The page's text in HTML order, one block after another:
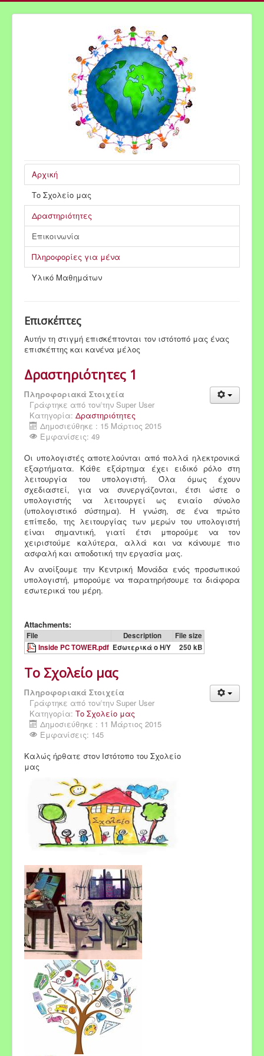
Αρχική
Το Σχολείο μας
Δραστηριότητες
Επικοινωνία
Πληροφορίες για μένα
Υλικό Μαθημάτων
Επισκέπτες
Αυτήν τη στιγμή επισκέπτονται τον ιστότοπό μας ένας
επισκέπτης και κανένα μέλος
Δραστηριότητες 1
Πληροφοριακά Στοιχεία
Γράφτηκε από τον/την Super User
Κατηγορία: Δραστηριότητες
Δημοσιεύθηκε : 15 Μάρτιος 2015
Εμφανίσεις: 49
Οι υπολογιστές αποτελούνται από πολλά ηλεκτρονικά
εξαρτήματα. Κάθε εξάρτημα έχει ειδικό ρόλο στη
λειτουργία του υπολογιστή. Όλα όμως έχουν
σχεδιαστεί, για να συνεργάζονται, έτσι ώστε ο
υπολογιστής να λειτουργεί ως ενιαίο σύνολο
(υπολογιστικό σύστημα). Η γνώση, σε ένα πρώτο
επίπεδο, της λειτουργίας των μερών του υπολογιστή
είναι σημαντική, γιατί έτσι μπορούμε να τον
χειριστούμε καλύτερα, αλλά και να κάνουμε πιο
ασφαλή και αποδοτική την εργασία μας.
Αν ανοίξουμε την Κεντρική Μονάδα ενός προσωπικού
υπολογιστή, μπορούμε να παρατηρήσουμε τα διάφορα
εσωτερικά του μέρη.
Attachments:
File Description
File size
Inside PC TOWER.pdf Εσωτερικά ο Η/Υ 250 kB
Το Σχολείο μας
Πληροφοριακά Στοιχεία
Γράφτηκε από τον/την Super User
Κατηγορία: Το Σχολείο μας
Δημοσιεύθηκε : 11 Μάρτιος 2015
Εμφανίσεις: 145
Καλώς ήρθατε στον Ιστότοπο του Σχολείο
μας